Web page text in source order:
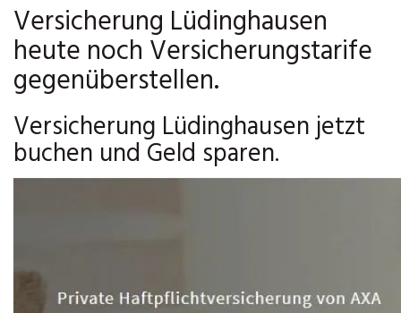
Versicherung Lüdinghausen
heute noch Versicherungstarife
gegenüberstellen.
Versicherung Lüdinghausen jetzt
buchen und Geld sparen.